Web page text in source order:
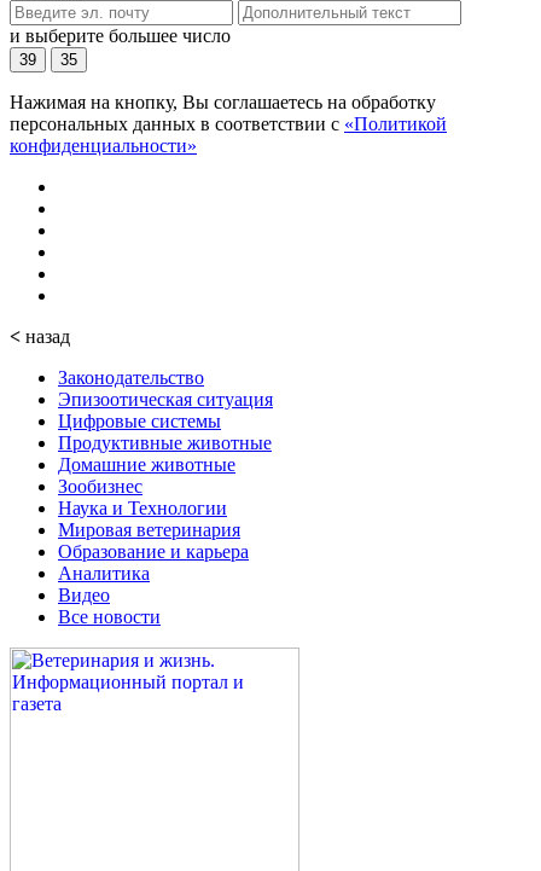
и выберите большее число
39 35
Нажимая на кнопку, Вы соглашаетесь на обработку
персональных данных в соответствии с «Политикой
конфиденциальности»
< назад
Законодательство
Эпизоотическая ситуация
Цифровые системы
Продуктивные животные
Домашние животные
Зообизнес
Наука и Технологии
Мировая ветеринария
Образование и карьера
Аналитика
Видео
Все новости